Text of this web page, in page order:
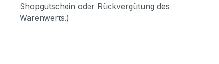
Shopgutschein oder Rückvergütung des
Warenwerts.)